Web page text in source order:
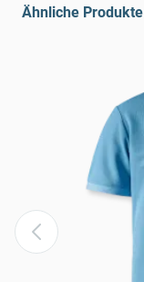
Ähnliche Produkte